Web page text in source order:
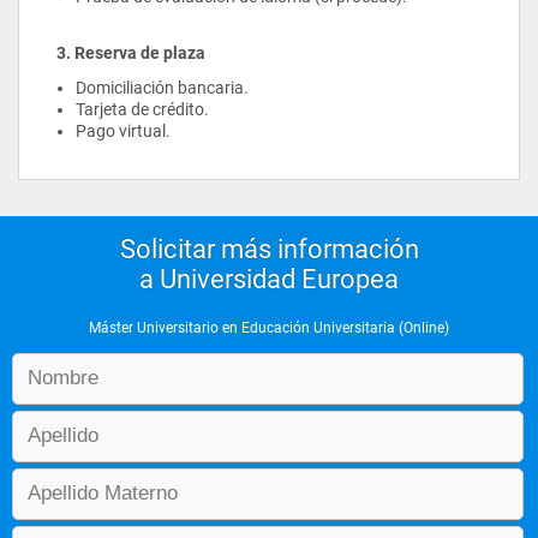
3. Reserva de plaza
Domiciliación bancaria.
Tarjeta de crédito.
Pago virtual.
Solicitar más información
a Universidad Europea
Máster Universitario en Educación Universitaria (Online)